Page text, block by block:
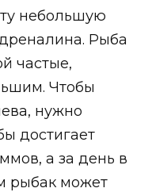
небольшую
Рыба
частые,
Чтобы
нужно
достигает
а за день в
рыбак может